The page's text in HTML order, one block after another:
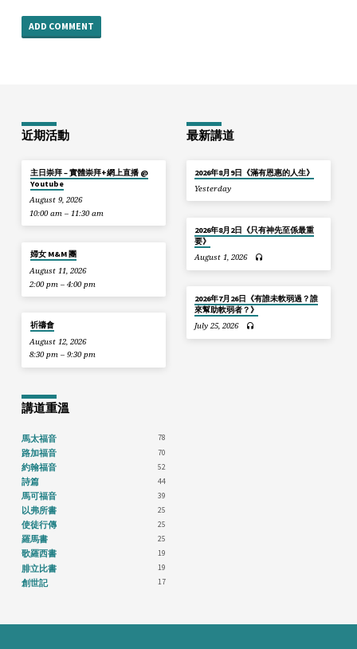
近期活動
主日崇拜 – 實體崇拜+網上直播 @
Youtube
August 9, 2026
10:00 am – 11:30 am
婦女 M&M 團
August 11, 2026
2:00 pm – 4:00 pm
祈禱會
August 12, 2026
8:30 pm – 9:30 pm
最新講道
2026年8月9日《滿有恩惠的人生》
Yesterday
2026年8月2日《只有神先至係最重
要》
August 1, 2026
2026年7月26日《有誰未軟弱過？誰
來幫助軟弱者？》
July 25, 2026
講道重溫
馬太福音 78
路加福音 70
約翰福音 52
詩篇 44
馬可福音 39
以弗所書 25
使徒行傳 25
羅馬書 25
歌羅西書 19
腓立比書 19
創世記 17